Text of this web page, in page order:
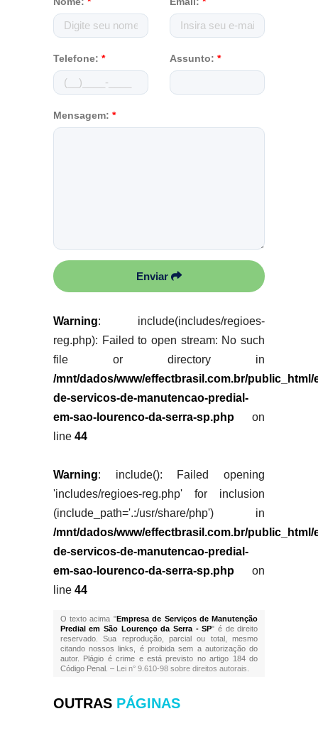
Telefone: * Assunto: *
Mensagem: *
Enviar
Warning: include(includes/regioes-
reg.php): Failed to open stream: No such
file or directory in
/mnt/dados/www/effectbrasil.com.br/public_html/
de-servicos-de-manutencao-predial-
em-sao-lourenco-da-serra-sp.phpon
line 44
Warning: include(): Failed opening
'includes/regioes-reg.php' for inclusion
(include_path='.:/usr/share/php') in
/mnt/dados/www/effectbrasil.com.br/public_html/
de-servicos-de-manutencao-predial-
em-sao-lourenco-da-serra-sp.phpon
line 44
O texto acima "Empresa de Serviços de Manutenção
Predial em São Lourenço da Serra - SP" é de direito
reservado. Sua reprodução, parcial ou total, mesmo
citando nossos links, é proibida sem a autorização do
autor. Plágio é crime e está previsto no artigo 184 do
Código Penal. –
Lei n° 9.610-98 sobre direitos autorais
OUTRAS PÁGINAS